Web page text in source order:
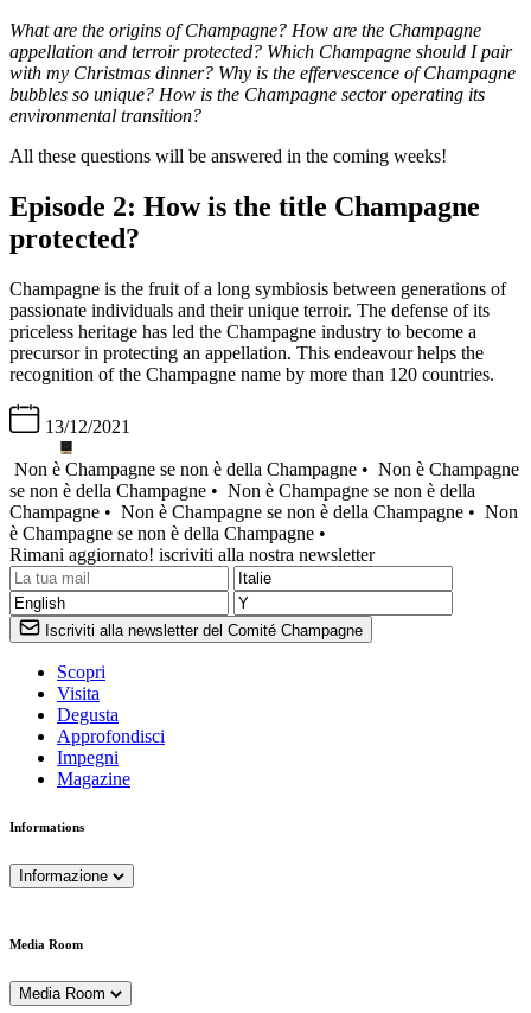
What are the origins of Champagne? How are the Champagne
appellation and terroir protected? Which Champagne should I pair
with my Christmas dinner? Why is the effervescence of Champagne
bubbles so unique? How is the Champagne sector operating its
environmental transition?
All these questions will be answered in the coming weeks!
Episode 2: How is the title Champagne
protected?
Champagne is the fruit of a long symbiosis between generations of
passionate individuals and their unique terroir. The defense of its
priceless heritage has led the Champagne industry to become a
precursor in protecting an appellation. This endeavour helps the
recognition of the Champagne name by more than 120 countries.
13/12/2021
Non è Champagne se non è della Champagne • Non è Champagne
se non è della Champagne • Non è Champagne se non è della
Champagne • Non è Champagne se non è della Champagne • Non
è Champagne se non è della Champagne •
Rimani aggiornato! iscriviti alla nostra newsletter
Iscriviti alla newsletter del Comité Champagne
Scopri
Visita
Degusta
Approfondisci
Impegni
Magazine
Informations
Informazione
Media Room
Media Room